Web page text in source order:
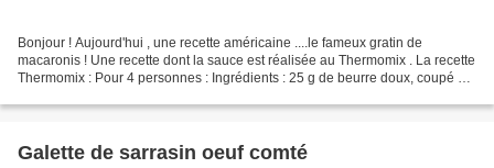
Bonjour ! Aujourd'hui , une recette américaine ....le fameux gratin de
macaronis ! Une recette dont la sauce est réalisée au Thermomix . La recette
Thermomix : Pour 4 personnes : Ingrédients : 25 g de beurre doux, coupé en
Galette de sarrasin oeuf comté